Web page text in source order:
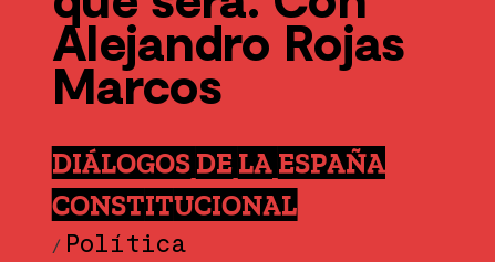
Alejandro Rojas
Marcos
DIÁLOGOS DE LA ESPAÑA
CONSTITUCIONAL
/ Política